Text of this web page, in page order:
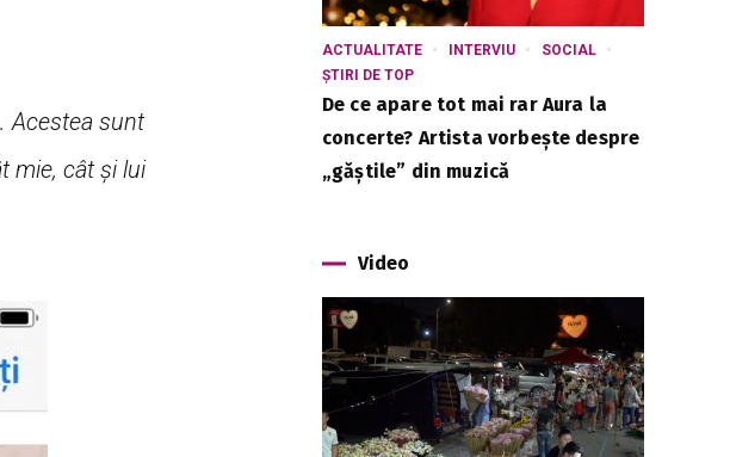
Acestea sunt
mie, cât și lui
ACTUALITATE INTERVIU
SOCIAL
ȘTIRI DE TOP
De ce apare tot mai rar Aura la
concerte? Artista vorbește despre
„găștile” din muzică
Video